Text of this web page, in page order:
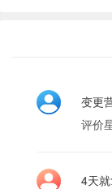
变更
评价
4天